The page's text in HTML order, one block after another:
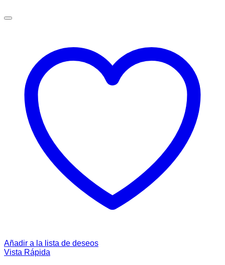
Añadir a la lista de deseos
Vista Rápida